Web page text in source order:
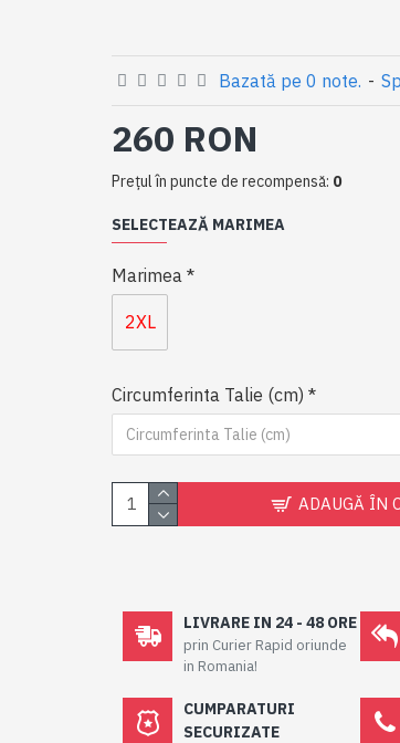
Bazată pe 0 note. -
260 RON
Preţul în puncte de recompensă: 0
SELECTEAZĂ MARIMEA
Marimea
2XL
Circumferinta Talie (cm)
ADAUGĂ ÎN
LIVRARE IN 24 - 48 ORE
prin Curier Rapid oriunde
in Romania!
CUMPARATURI
SECURIZATE